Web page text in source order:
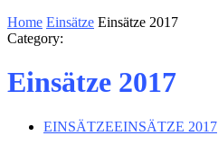
Home Einsätze Einsätze 2017
Category:
Einsätze 2017
EINSÄTZEEINSÄTZE 2017